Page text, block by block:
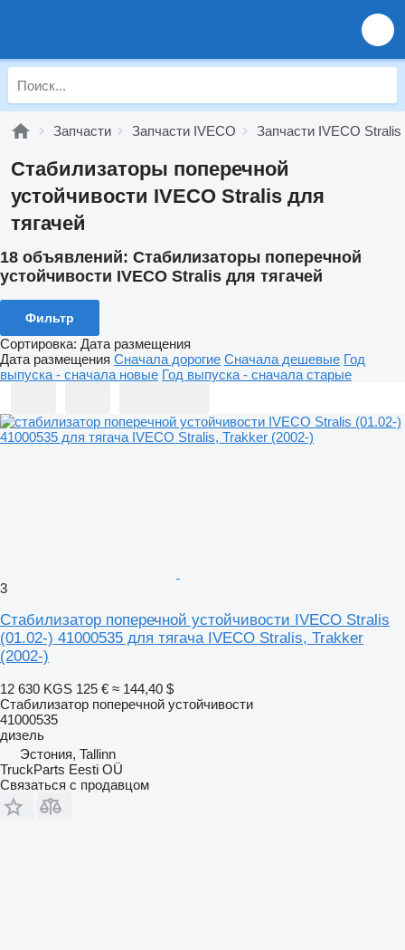
Запчасти Запчасти IVECO Запчасти IVECO Stralis
Стабилизаторы поперечной
устойчивости IVECO Stralis для
тягачей
18 объявлений: Стабилизаторы поперечной
устойчивости IVECO Stralis для тягачей
Фильтр
Сортировка: Дата размещения
Дата размещения Сначала дорогие Сначала дешевые Год
выпуска - сначала новые Год выпуска - сначала старые
3
Стабилизатор поперечной устойчивости IVECO Stralis
(01.02-) 41000535 для тягача IVECO Stralis, Trakker
(2002-)
12 630 KGS 125 € ≈ 144,40 $
Стабилизатор поперечной устойчивости
41000535
дизель
Эстония, Tallinn
TruckParts Eesti OÜ
Связаться с продавцом